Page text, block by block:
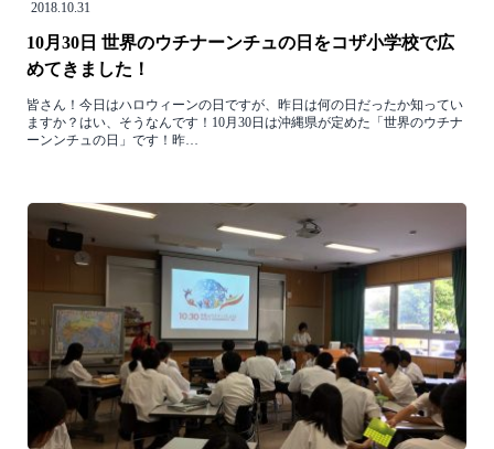
2018.10.31
10月30日 世界のウチナーンチュの日をコザ小学校で広
めてきました！
皆さん！今日はハロウィーンの日ですが、昨日は何の日だったか知ってい
ますか？はい、そうなんです！10月30日は沖縄県が定めた「世界のウチナ
ーンンチュの日」です！昨…